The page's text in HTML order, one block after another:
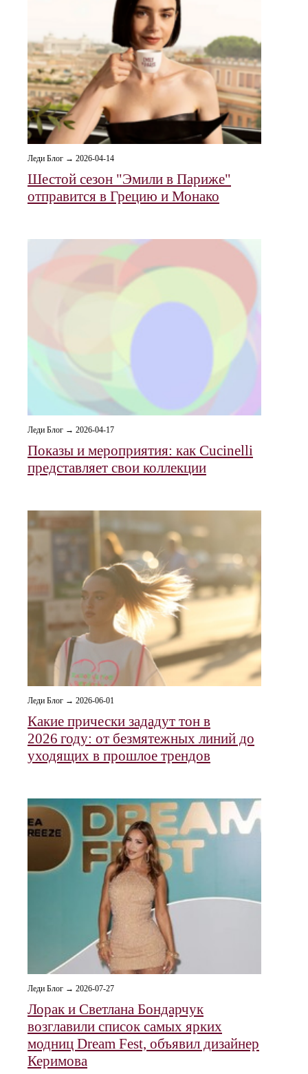
Леди Блог → 2026-04-14
Шестой сезон "Эмили в Париже"
отправится в Грецию и Монако
Леди Блог → 2026-04-17
Показы и мероприятия: как Cucinelli
представляет свои коллекции
Леди Блог → 2026-06-01
Какие прически зададут тон в
2026 году: от безмятежных линий до
уходящих в прошлое трендов
Леди Блог → 2026-07-27
Лорак и Светлана Бондарчук
возглавили список самых ярких
модниц Dream Fest, объявил дизайнер
Керимова